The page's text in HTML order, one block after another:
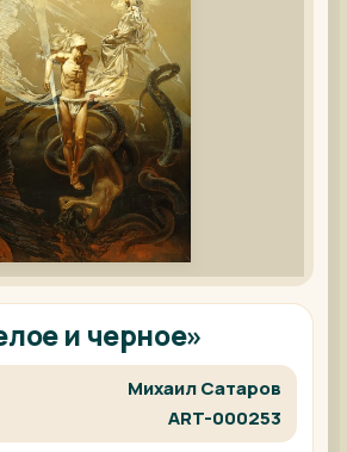
и черное»
Михаил Сатаров
ART-000253